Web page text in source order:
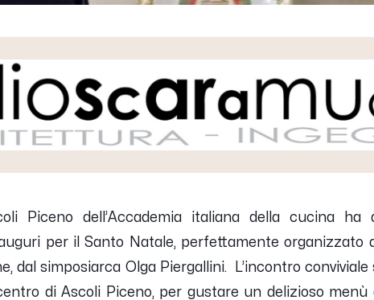
Piceno dell’Accademia italiana della cucina
per il Santo Natale, perfettamente organizzato
dal simposiarca Olga Piergallini. L’incontro
di Ascoli Piceno, per gustare un delizioso